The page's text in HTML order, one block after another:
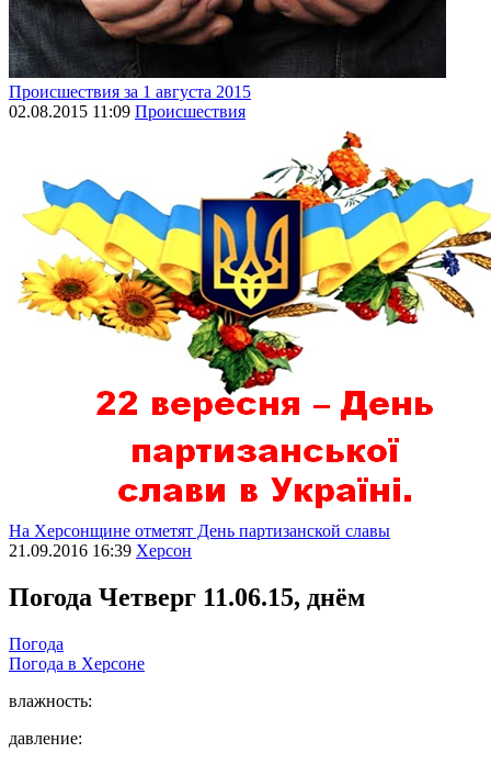
Происшествия за 1 августа 2015
02.08.2015 11:09 Происшествия
На Херсонщине отметят День партизанской славы
21.09.2016 16:39 Херсон
Погода Четверг 11.06.15, днём
Погода
Погода в Херсоне
влажность:
давление: